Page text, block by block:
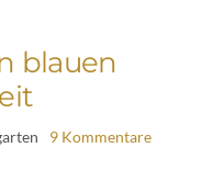
blauen
9 Kommentare